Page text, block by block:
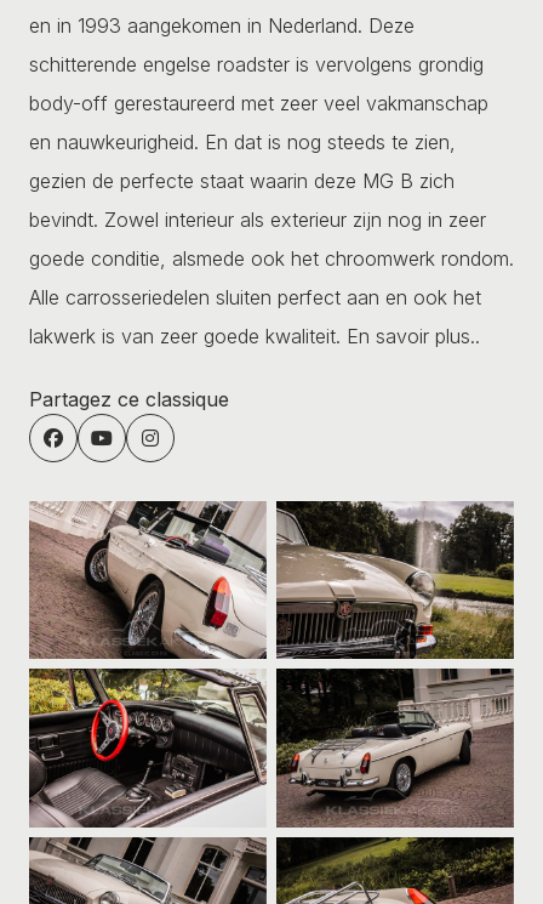
en in 1993 aangekomen in Nederland. Deze
schitterende engelse roadster is vervolgens grondig
body-off gerestaureerd met zeer veel vakmanschap
en nauwkeurigheid. En dat is nog steeds te zien,
gezien de perfecte staat waarin deze MG B zich
bevindt. Zowel interieur als exterieur zijn nog in zeer
goede conditie, alsmede ook het chroomwerk rondom.
Alle carrosseriedelen sluiten perfect aan en ook het
lakwerk is van zeer goede kwaliteit. En savoir plus..
Partagez ce classique